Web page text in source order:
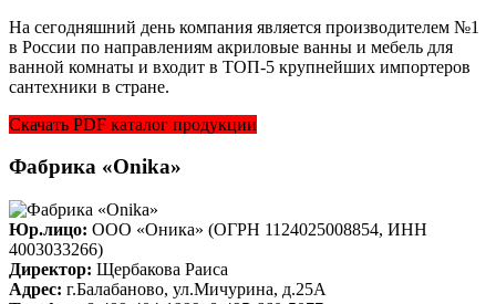
На сегодняшний день компания является производителем №1
в России по направлениям акриловые ванны и мебель для
ванной комнаты и входит в ТОП-5 крупнейших импортеров
сантехники в стране.
Скачать PDF каталог продукции
Фабрика «Onika»
Юр.лицо: ООО «Оника» (ОГРН 1124025008854, ИНН
4003033266)
Директор: Щербакова Раиса
Адрес: г.Балабаново, ул.Мичурина, д.25А